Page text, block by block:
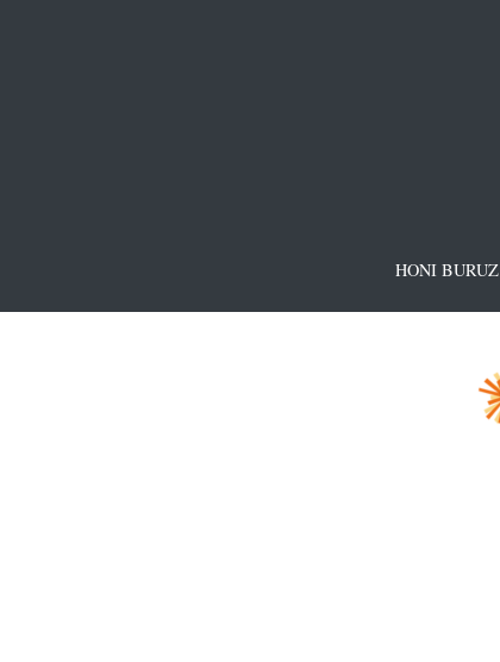
HONI BURUZ